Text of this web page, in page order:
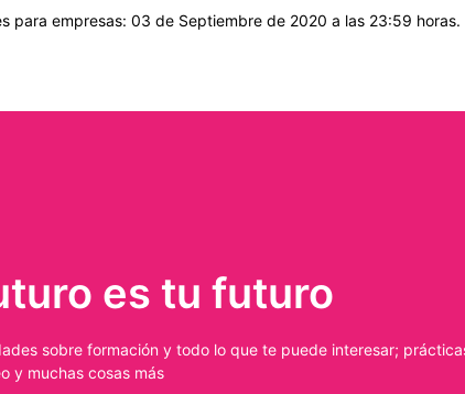
para empresas: 03 de Septiembre de 2020 a las 23:59 horas.
es tu futuro
sobre formación y todo lo que te puede interesar;
y muchas cosas más